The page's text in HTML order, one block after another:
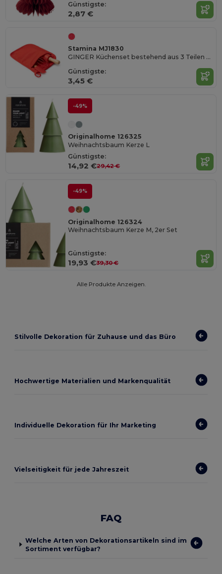
Günstigste:
2,87 €
Stamina MJ1830
GINGER Küchenset bestehend aus 3 Teilen zum Backen von Keksen zu Hause
Günstigste:
3,45 €
-49%
Originalhome 126325
Weihnachtsbaum Kerze L
Günstigste:
14,92 €29,42 €
-49%
Originalhome 126324
Weihnachtsbaum Kerze M, 2er Set
Günstigste:
19,93 €39,30 €
Alle Produkte Anzeigen.
Stilvolle Dekoration für Zuhause und das Büro
Hochwertige Materialien und Markenqualität
Individuelle Dekoration für Ihr Marketing
Vielseitigkeit für jede Jahreszeit
FAQ
Welche Arten von Dekorationsartikeln sind im
Sortiment verfügbar?